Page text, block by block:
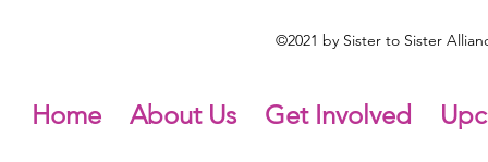
©2021 by Sister to Sister
Home About Us Get Involved